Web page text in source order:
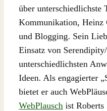
über unterschiedlichste
Kommunikation, Heinz
und Blogging. Sein
Einsatz von
unterschiedlichsten
Ideen. Als engagierter
bietet er auch
WebPlausch ist